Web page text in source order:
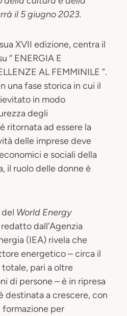
il 5 giugno 2023.
XVII edizione, centra il
“ ENERGIA E
AL FEMMINILE ”.
una fase storica in cui il
in modo
degli
ritornata ad essere la
delle imprese deve
e sociali della
il ruolo delle donne è
del World Energy
redatto dall’Agenzia
(IEA) rivela che
energetico – circa il
pari a oltre
di persone – è in ripresa
destinata a crescere, con
per